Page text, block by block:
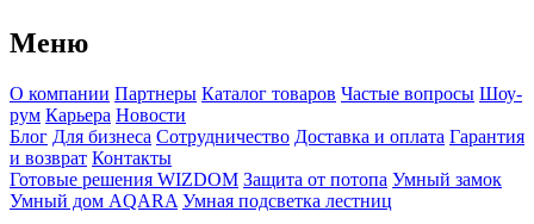
Меню
О компании Партнеры Каталог товаров Частые вопросы Шоу-
рум Карьера Новости
Блог Для бизнеса Сотрудничество Доставка и оплата Гарантия
и возврат Контакты
Готовые решения WIZDOM Защита от потопа Умный замок
Умный дом AQARA Умная подсветка лестниц